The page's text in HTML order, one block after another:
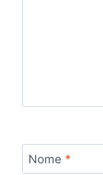
Nome *